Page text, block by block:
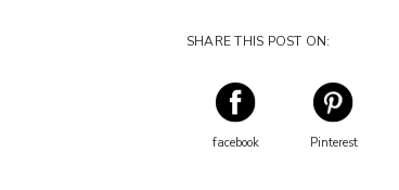
SHARE THIS POST ON:
facebook Pinterest